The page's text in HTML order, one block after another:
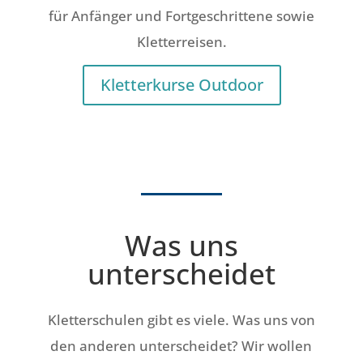
für Anfänger und Fortgeschrittene sowie
Kletterreisen.
Kletterkurse Outdoor
Was uns
unterscheidet
Kletterschulen gibt es viele. Was uns von
den anderen unterscheidet? Wir wollen